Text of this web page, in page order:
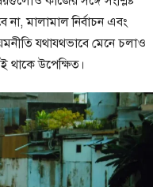
মালামাল নির্বাচন এবং
যথাযথভাবে মেনে চলাও
থাকে উপেক্ষিত।